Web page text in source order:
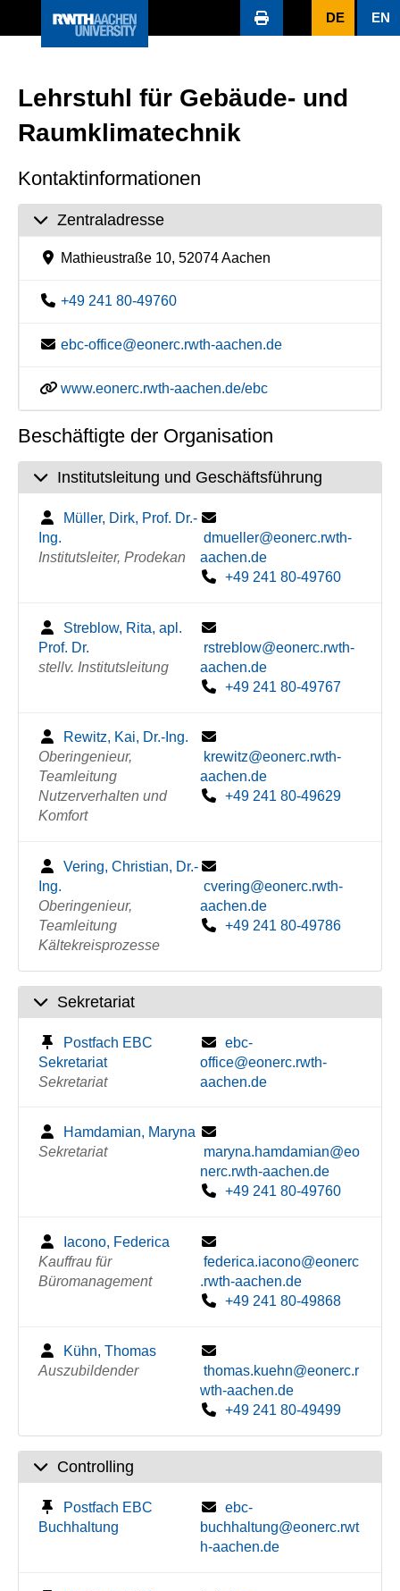
DE EN
Lehrstuhl für Gebäude- und
Raumklimatechnik
Kontaktinformationen
Zentraladresse
Mathieustraße 10, 52074 Aachen
+49 241 80-49760
ebc-office@eonerc.rwth-aachen.de
www.eonerc.rwth-aachen.de/ebc
Beschäftigte der Organisation
Institutsleitung und Geschäftsführung
Müller, Dirk, Prof. Dr.-
Ing.
Institutsleiter, Prodekan
dmueller@eonerc.rwth-
aachen.de
+49 241 80-49760
Streblow, Rita, apl.
Prof. Dr.
stellv. Institutsleitung
rstreblow@eonerc.rwth-
aachen.de
+49 241 80-49767
Rewitz, Kai, Dr.-Ing.
Oberingenieur,
Teamleitung
Nutzerverhalten und
Komfort
krewitz@eonerc.rwth-
aachen.de
+49 241 80-49629
Vering, Christian, Dr.-
Ing.
Oberingenieur,
Teamleitung
Kältekreisprozesse
cvering@eonerc.rwth-
aachen.de
+49 241 80-49786
Sekretariat
Postfach EBC
Sekretariat
Sekretariat
ebc-
office@eonerc.rwth-
aachen.de
Hamdamian, Maryna
Sekretariat
maryna.hamdamian@eo
nerc.rwth-aachen.de
+49 241 80-49760
Iacono, Federica
Kauffrau für
Büromanagement
federica.iacono@eonerc
.rwth-aachen.de
+49 241 80-49868
Kühn, Thomas
Auszubildender
thomas.kuehn@eonerc.r
wth-aachen.de
+49 241 80-49499
Controlling
Postfach EBC
Buchhaltung
ebc-
buchhaltung@eonerc.rwt
h-aachen.de